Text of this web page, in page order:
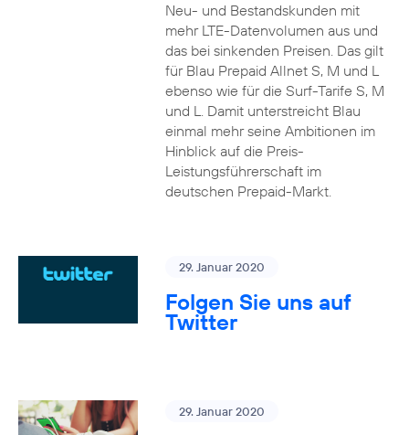
Neu- und Bestandskunden mit
mehr LTE-Datenvolumen aus und
das bei sinkenden Preisen. Das gilt
für Blau Prepaid Allnet S, M und L
ebenso wie für die Surf-Tarife S, M
und L. Damit unterstreicht Blau
einmal mehr seine Ambitionen im
Hinblick auf die Preis-
Leistungsführerschaft im
deutschen Prepaid-Markt.
29. Januar 2020
Folgen Sie uns auf
Twitter
29. Januar 2020